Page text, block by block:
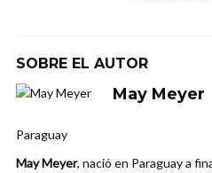
SOBRE EL AUTOR
May Meyer
Paraguay
May Meyer, nació en Paraguay a